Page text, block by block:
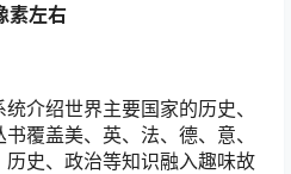
素左右
介绍世界主要国家的历史、
覆盖美、英、法、德、意、
历史、政治等知识融入趣味故